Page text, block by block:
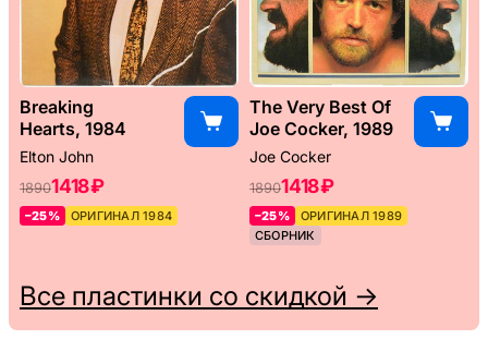
Breaking
Hearts, 1984
Elton John
18901418 ₽
–25% ОРИГИНАЛ 1984
The Very Best Of
Joe Cocker, 1989
Joe Cocker
18901418 ₽
–25%
ОРИГИНАЛ 1989
СБОРНИК
Все пластинки со скидкой →